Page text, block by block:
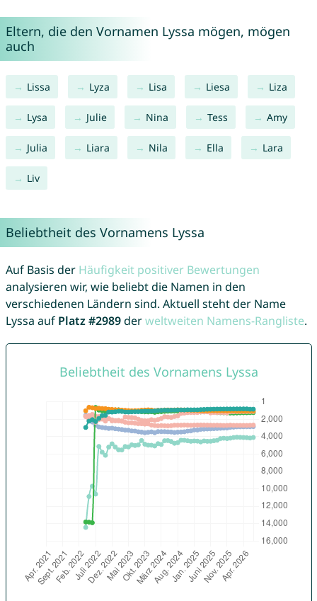
Eltern, die den Vornamen Lyssa mögen, mögen
auch
Lissa Lyza Lisa Liesa Liza
Lysa Julie Nina Tess Amy
Julia Liara Nila Ella Lara
Liv
Beliebtheit des Vornamens Lyssa
Auf Basis der Häufigkeit positiver Bewertungen
analysieren wir, wie beliebt die Namen in den
verschiedenen Ländern sind. Aktuell steht der Name
Lyssa auf Platz #2989derweltweiten Namens-Rangliste.